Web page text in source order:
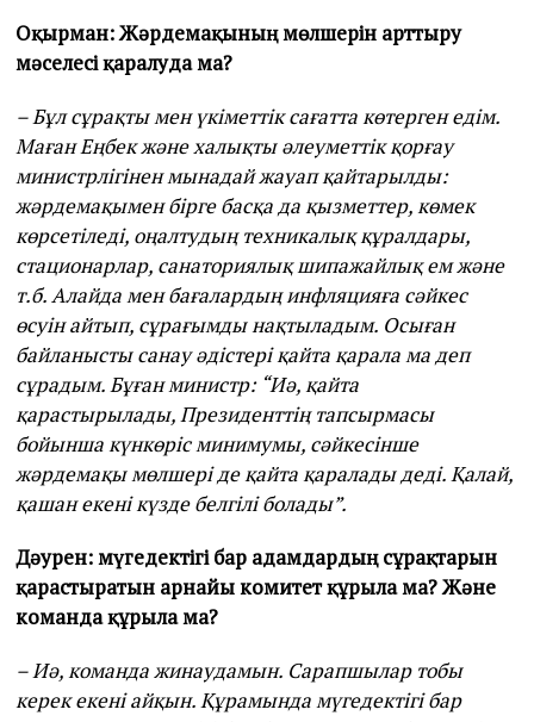
Оқырман: Жәрдемақының мөлшерін арттыру
мәселесі қаралуда ма?
– Бұл сұрақты мен үкіметтік сағатта көтерген едім.
Маған Еңбек және халықты әлеуметтік қорғау
министрлігінен мынадай жауап қайтарылды:
жәрдемақымен бірге басқа да қызметтер, көмек
көрсетіледі, оңалтудың техникалық құралдары,
стационарлар, санаториялық шипажайлық ем және
т.б. Алайда мен бағалардың инфляцияға сәйкес
өсуін айтып, сұрағымды нақтыладым. Осыған
байланысты санау әдістері қайта қарала ма деп
сұрадым. Бұған министр: “Иә, қайта
қарастырылады, Президенттің тапсырмасы
бойынша күнкөріс минимумы, сәйкесінше
жәрдемақы мөлшері де қайта қаралады деді. Қалай,
қашан екені күзде белгілі болады”.
Дәурен: мүгедектігі бар адамдардың сұрақтарын
қарастыратын арнайы комитет құрыла ма? Және
команда құрыла ма?
– Иә, команда жинаудамын. Сарапшылар тобы
керек екені айқын. Құрамында мүгедектігі бар